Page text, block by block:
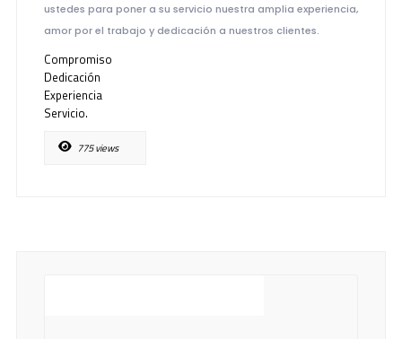
ustedes para poner a su servicio nuestra amplia experiencia,
amor por el trabajo y dedicación a nuestros clientes.
Compromiso
Dedicación
Experiencia
Servicio.
775 views